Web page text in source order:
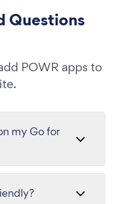
Questions
POWR apps to
my Go for